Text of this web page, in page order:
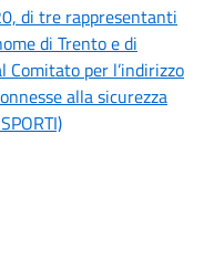
di tre rappresentanti
di Trento e di
Comitato per l’indirizzo
alla sicurezza